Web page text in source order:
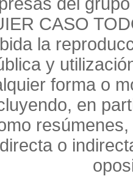
CASO
la
y
forma o
en
o